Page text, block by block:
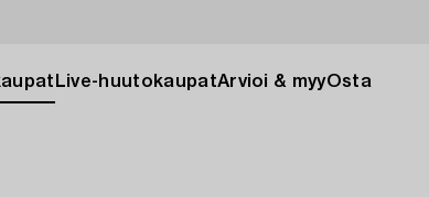
Live-huutokaupatArvioi & myyOsta